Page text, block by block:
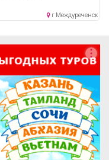
г Междуреченск